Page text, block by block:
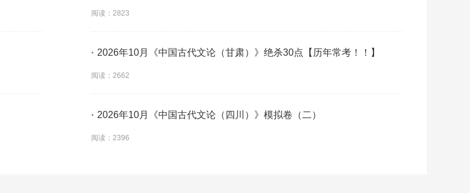
阅读：2823
· 2026年10月《中国古代文论（甘肃）》绝杀30点【历年常考！！】
阅读：2662
· 2026年10月《中国古代文论（四川）》模拟卷（二）
阅读：2396